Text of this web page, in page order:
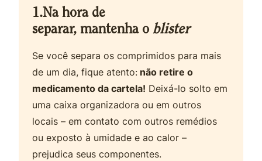
1.Na hora de
separar, mantenha o blister
Se você separa os comprimidos para mais
de um dia, fique atento: não retire o
medicamento da cartela! Deixá-lo solto em
uma caixa organizadora ou em outros
locais – em contato com outros remédios
ou exposto à umidade e ao calor –
prejudica seus componentes.